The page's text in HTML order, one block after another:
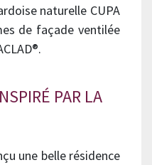
naturelle CUPA
de façade ventilée
PAR LA
une belle résidence